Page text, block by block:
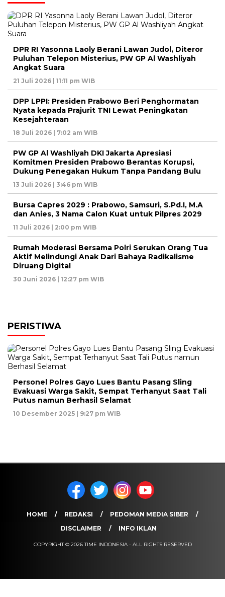
DPR RI Yasonna Laoly Berani Lawan Judol, Diteror
Puluhan Telepon Misterius, PW GP Al Washliyah
Angkat Suara
21 Juli 2026 | 11:11 pm WIB
DPP LPPI: Presiden Prabowo Beri Penghormatan
Nyata kepada Prajurit TNI Lewat Peningkatan
Kesejahteraan
18 Juli 2026 | 7:02 am WIB
PW GP Al Washliyah DKI Jakarta Apresiasi
Komitmen Presiden Prabowo Berantas Korupsi,
Dukung Penegakan Hukum Tanpa Pandang Bulu
13 Juli 2026 | 3:46 pm WIB
Bursa Capres 2029 : Prabowo, Samsuri, S.Pd.I, M.A
dan Anies, 3 Nama Calon Kuat untuk Pilpres 2029
11 Juli 2026 | 2:00 pm WIB
Rumah Moderasi Bersama Polri Serukan Orang Tua
Aktif Melindungi Anak Dari Bahaya Radikalisme
Diruang Digital
30 Juni 2026 | 12:27 pm WIB
PERISTIWA
Personel Polres Gayo Lues Bantu Pasang Sling
Evakuasi Warga Sakit, Sempat Terhanyut Saat Tali
Putus namun Berhasil Selamat
10 Desember 2025 | 9:27 pm WIB
HOME REDAKSI
PEDOMAN MEDIA SIBER
DISCLAIMER
INFO IKLAN
COPYRIGHT © 2026 TIME INDONESIA - ALL RIGHTS RESERVED